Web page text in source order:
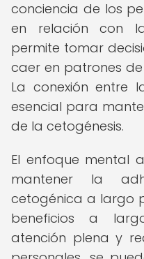
conciencia de los
en relación con
permite tomar
caer en patrones
La conexión entre
esencial para
de la cetogénesis.
El enfoque mental
mantener la
cetogénica a largo
beneficios a
atención plena y